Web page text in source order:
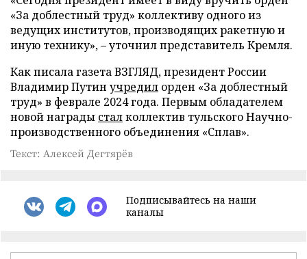
«За доблестный труд» коллективу одного из
ведущих институтов, производящих ракетную и
иную технику», – уточнил представитель Кремля.
Как писала газета ВЗГЛЯД, президент России
Владимир Путин учредил орден «За доблестный
труд» в феврале 2024 года. Первым обладателем
новой награды сталколлектив тульского Научно-
производственного объединения «Сплав».
Текст: Алексей Дегтярёв
Подписывайтесь на наши
каналы